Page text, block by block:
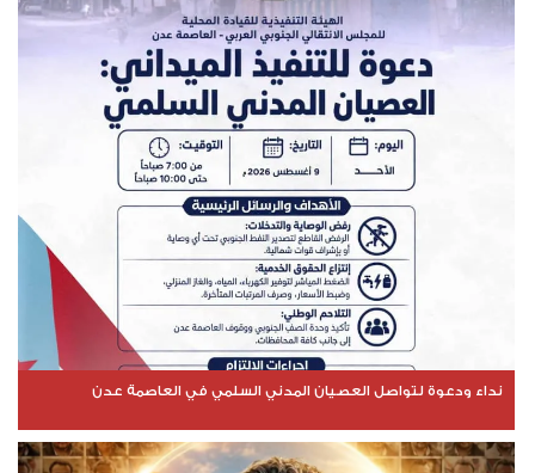
نداء ودعوة لتواصل العصيان المدني السلمي في العاصمة عدن